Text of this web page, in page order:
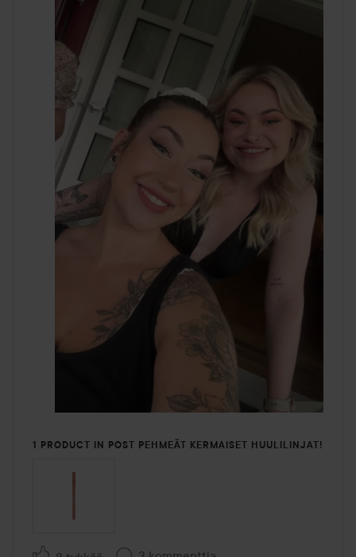
1 PRODUCT IN POST PEHMEÄT KERMAISET HUULILINJAT!